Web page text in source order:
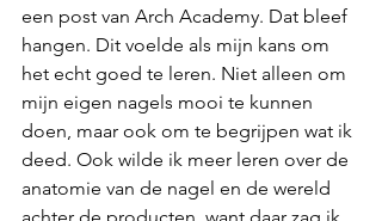
een post van Arch Academy. Dat bleef
hangen. Dit voelde als mijn kans om
het echt goed te leren. Niet alleen om
mijn eigen nagels mooi te kunnen
doen, maar ook om te begrijpen wat ik
deed. Ook wilde ik meer leren over de
anatomie van de nagel en de wereld